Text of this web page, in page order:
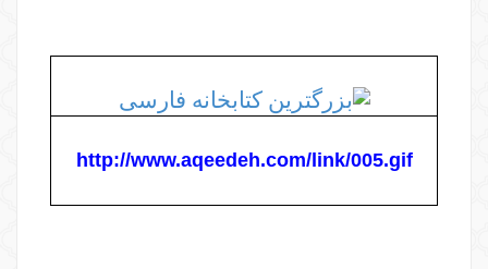
http://www.aqeedeh.com/link/005.gif